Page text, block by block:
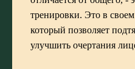
тренировки. Это в
который позволяет
улучшить очертания